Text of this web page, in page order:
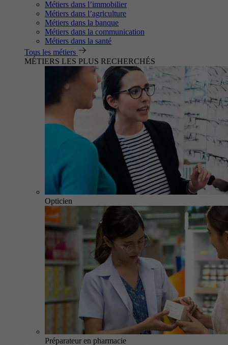
Métiers dans l’immobilier
Métiers dans l’agriculture
Métiers dans la banque
Métiers dans la communication
Métiers dans la santé
Tous les métiers
MÉTIERS LES PLUS RECHERCHÉS
Opticien
Préparateur en pharmacie